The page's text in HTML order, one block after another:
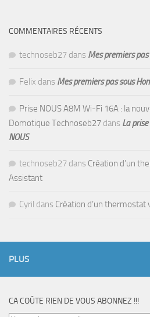
COMMENTAIRES RÉCENTS
technoseb27 dans Mes premiers
Felix dans Mes premiers pas sous
Prise NOUS A8M Wi-Fi 16A : la
Domotique Technoseb27 dans La
NOUS
technoseb27 dans Création d’un
Assistant
Cyril dans Création d’un
PLUS
CA COÛTE RIEN DE VOUS ABONNEZ !!!